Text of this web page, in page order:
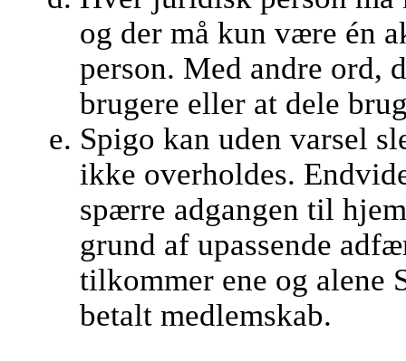
og der må kun være én
person. Med andre ord,
brugere eller at dele
Spigo kan uden varsel
ikke overholdes.
spærre adgangen til
grund af upassende
tilkommer ene og alene
betalt medlemskab.